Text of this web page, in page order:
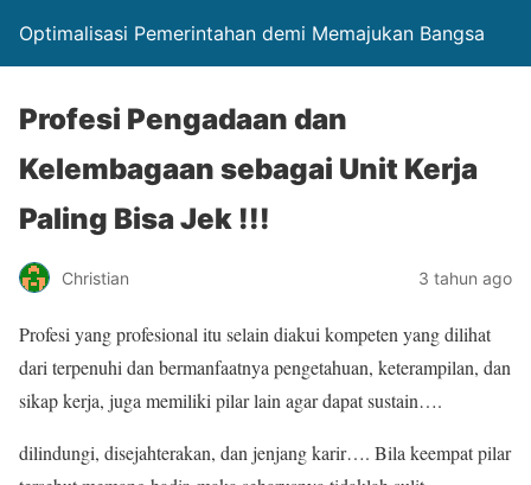
Optimalisasi Pemerintahan demi Memajukan Bangsa
Profesi Pengadaan dan
Kelembagaan sebagai Unit Kerja
Paling Bisa Jek !!!
Christian 3 tahun ago
Profesi yang profesional itu selain diakui kompeten yang dilihat
dari terpenuhi dan bermanfaatnya pengetahuan, keterampilan, dan
sikap kerja, juga memiliki pilar lain agar dapat sustain….
dilindungi, disejahterakan, dan jenjang karir…. Bila keempat pilar